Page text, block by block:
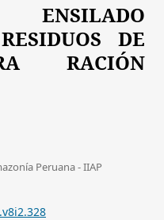
ENSILADO
DE
RACIÓN
Peruana - IIAP